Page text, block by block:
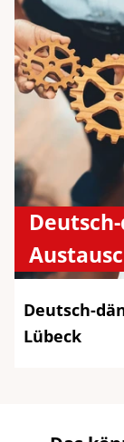
Deutsch-
Lübeck